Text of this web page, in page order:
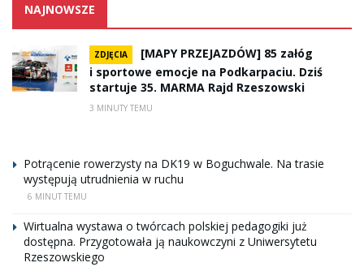
NAJNOWSZE
ZDJĘCIA
[MAPY PRZEJAZDÓW] 85 załóg
i sportowe emocje na Podkarpaciu. Dziś
startuje 35. MARMA Rajd Rzeszowski
3 MINUTY TEMU
Potrącenie rowerzysty na DK19 w Boguchwale. Na trasie
występują utrudnienia w ruchu
6 MINUT TEMU
Wirtualna wystawa o twórcach polskiej pedagogiki już
dostępna. Przygotowała ją naukowczyni z Uniwersytetu
Rzeszowskiego